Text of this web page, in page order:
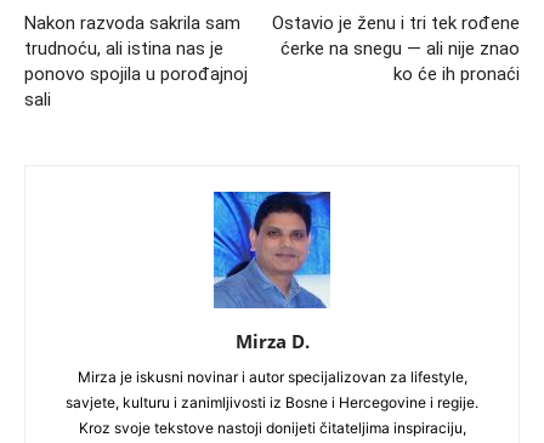
Nakon razvoda sakrila sam
trudnoću, ali istina nas je
ponovo spojila u porođajnoj
sali
Ostavio je ženu i tri tek rođene
ćerke na snegu — ali nije znao
ko će ih pronaći
Mirza D.
Mirza je iskusni novinar i autor specijalizovan za lifestyle,
savjete, kulturu i zanimljivosti iz Bosne i Hercegovine i regije.
Kroz svoje tekstove nastoji donijeti čitateljima inspiraciju,